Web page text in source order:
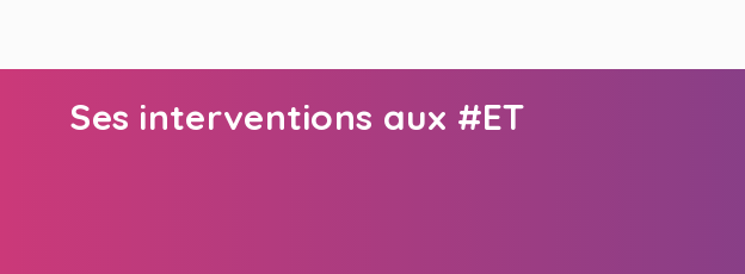
Ses interventions aux #ET